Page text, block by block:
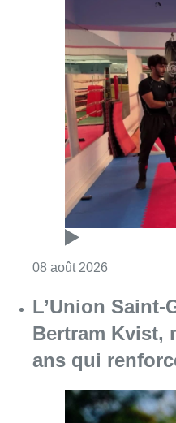
08 août 2026
L’Union
Bertram Kvist,
ans qui